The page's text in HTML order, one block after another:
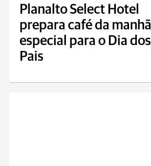
Planalto Select Hotel
prepara café da manhã
especial para o Dia dos
Pais